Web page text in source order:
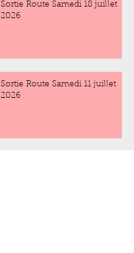
Sortie Route Samedi 18 juillet
2026
Sortie Route Samedi 11 juillet
2026